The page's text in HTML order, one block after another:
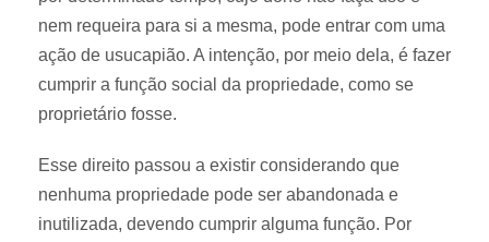
nem requeira para si a mesma, pode entrar com uma
ação de usucapião. A intenção, por meio dela, é fazer
cumprir a função social da propriedade, como se
proprietário fosse.
Esse direito passou a existir considerando que
nenhuma propriedade pode ser abandonada e
inutilizada, devendo cumprir alguma função. Por